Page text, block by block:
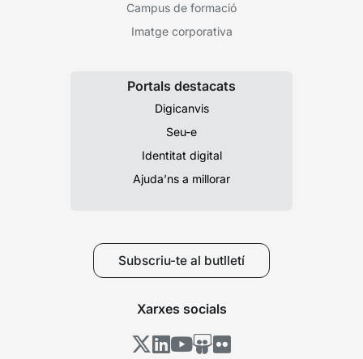
Campus de formació
Imatge corporativa
Portals destacats
Digicanvis
Seu-e
Identitat digital
Ajuda’ns a millorar
Subscriu-te al butlletí
Xarxes socials